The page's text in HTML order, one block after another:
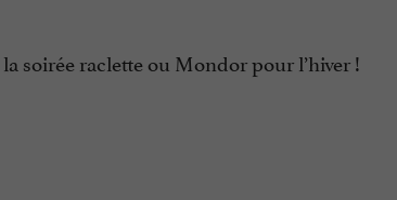
soirée raclette ou Mondor pour l’hiver !